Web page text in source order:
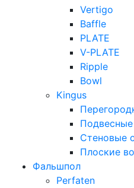
Vertigo
Baffle
PLATE
V-PLATE
Ripple
Bowl
Kingus
Стеновые
Плоские
Фальшпол
Perfaten